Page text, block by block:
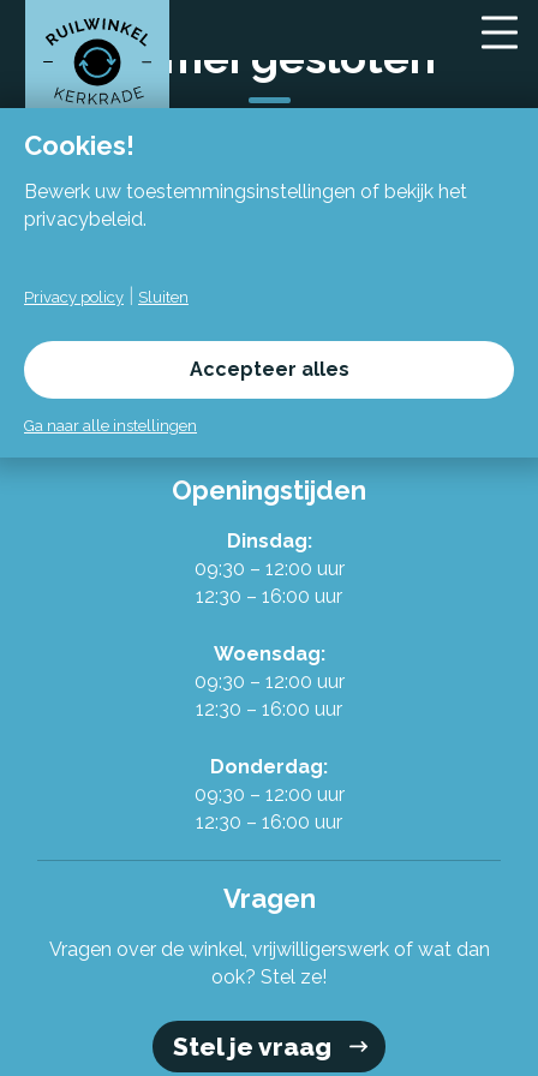
Alles over de Ruilwinkel
Werken in de Ruilwinkel
Onze organisatie
Stel je vraag!
18 mei gesloten
Spekhofstraat 15
(bij binnenkomst grote trap omhoog)
Openingstijden
Dinsdag:
09:30 – 12:00 uur
12:30 – 16:00 uur
Woensdag:
09:30 – 12:00 uur
12:30 – 16:00 uur
Donderdag:
09:30 – 12:00 uur
12:30 – 16:00 uur
Vragen
Vragen over de winkel, vrijwilligerswerk of wat dan
ook? Stel ze!
Stel je vraag
Cookies!
Bewerk uw toestemmingsinstellingen of bekijk het
privacybeleid.
Privacy policy Sluiten
Accepteer alles
Ga naar alle instellingen